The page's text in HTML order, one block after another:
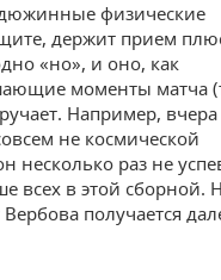
физические
держит прием
«но», и оно, как
моменты матча
Например, вчера
не космической
несколько раз не
всех в этой сборной.
получается